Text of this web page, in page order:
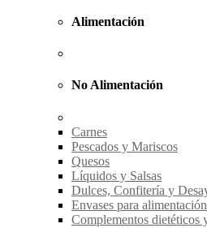
Alimentación
No Alimentación
Carnes
Pescados y Mariscos
Quesos
Líquidos y Salsas
Dulces, Confitería y
Envases para
Complementos dietéticos